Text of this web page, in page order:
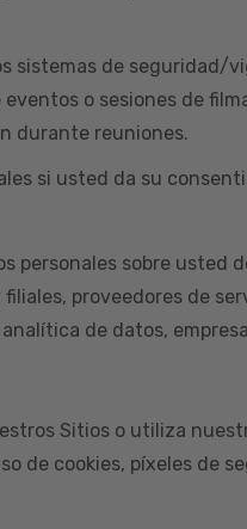
sistemas de seguridad/
o sesiones de
durante reuniones.
si usted da su
personales sobre usted
proveedores de
de datos,
Sitios o utiliza
de cookies, píxeles de